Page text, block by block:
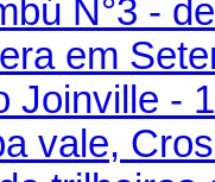
N°3 -
em
Joinville -
vale,